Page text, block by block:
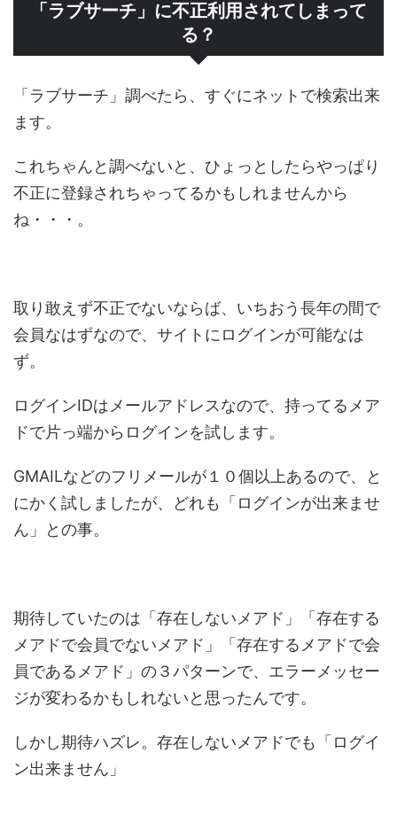
「ラブサーチ」に不正利用されてしまって
る？
「ラブサーチ」調べたら、すぐにネットで検索出来
ます。
これちゃんと調べないと、ひょっとしたらやっぱり
不正に登録されちゃってるかもしれませんから
ね・・・。
取り敢えず不正でないならば、いちおう長年の間で
会員なはずなので、サイトにログインが可能なは
ず。
ログインIDはメールアドレスなので、持ってるメア
ドで片っ端からログインを試します。
GMAILなどのフリメールが１０個以上あるので、と
にかく試しましたが、どれも「ログインが出来ませ
ん」との事。
期待していたのは「存在しないメアド」「存在する
メアドで会員でないメアド」「存在するメアドで会
員であるメアド」の３パターンで、エラーメッセー
ジが変わるかもしれないと思ったんです。
しかし期待ハズレ。存在しないメアドでも「ログイ
ン出来ません」